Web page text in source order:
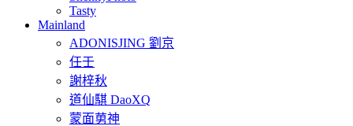
Tasty
Mainland
ADONISJING 劉京
任壬
謝梓秋
道仙騏 DaoXQ
蒙面莮神